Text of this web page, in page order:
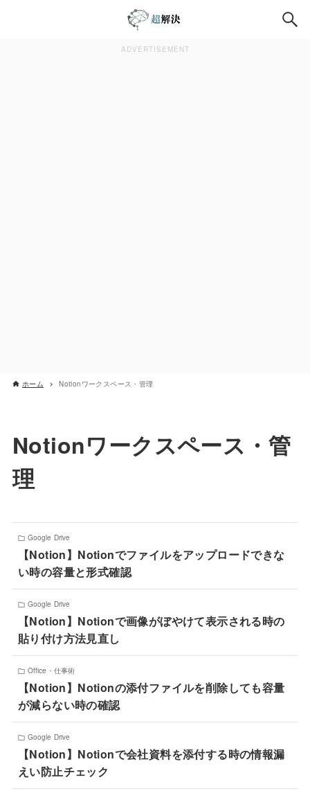
ADVERTISEMENT
ホーム Notionワークスペース・管理
Notionワークスペース・管
理
Google Drive
【Notion】Notionでファイルをアップロードできな
い時の容量と形式確認
Google Drive
【Notion】Notionで画像がぼやけて表示される時の
貼り付け方法見直し
Office・仕事術
【Notion】Notionの添付ファイルを削除しても容量
が減らない時の確認
Google Drive
【Notion】Notionで会社資料を添付する時の情報漏
えい防止チェック